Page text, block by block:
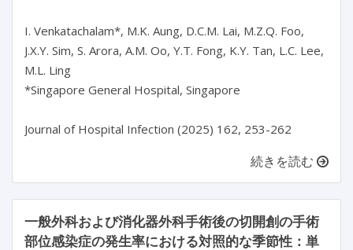
I. Venkatachalam*, M.K. Aung, D.C.M. Lai, M.Z.Q. Foo,
J.X.Y. Sim, S. Arora, A.M. Oo, Y.T. Fong, K.Y. Tan, L.C. Lee,
M.L. Ling
*Singapore General Hospital, Singapore
続きを読む
一般外科および消化器外科手術後の切開創の手術
部位感染症の発生率における対照的な季節性：単